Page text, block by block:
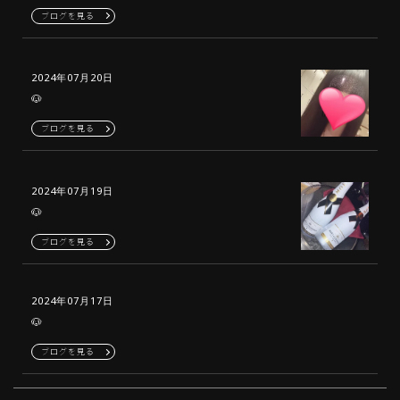
ブログを見る
2024年07月20日
🐶
ブログを見る
2024年07月19日
🐶
ブログを見る
2024年07月17日
🐶
ブログを見る